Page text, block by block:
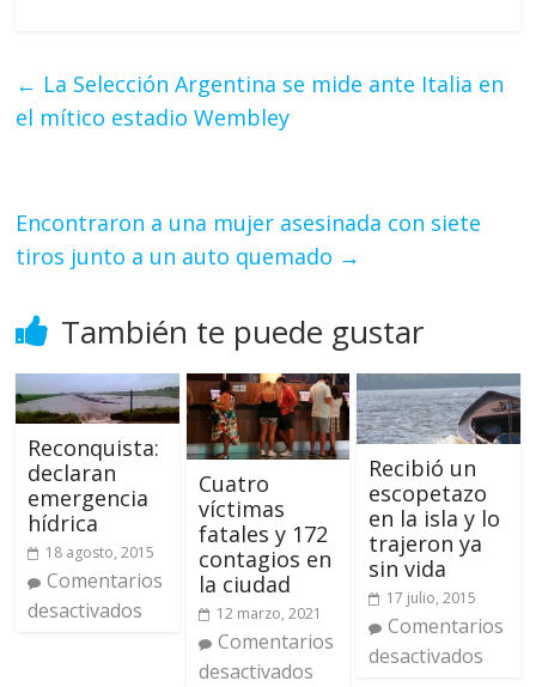
← La Selección Argentina se mide ante Italia en
el mítico estadio Wembley
Encontraron a una mujer asesinada con siete
tiros junto a un auto quemado →
También te puede gustar
Reconquista:
declaran
emergencia
hídrica
18 agosto, 2015
Comentarios
desactivados
Cuatro
víctimas
fatales y 172
contagios en
la ciudad
12 marzo, 2021
Comentarios
desactivados
Recibió un
escopetazo
en la isla y lo
trajeron ya
sin vida
17 julio, 2015
Comentarios
desactivados